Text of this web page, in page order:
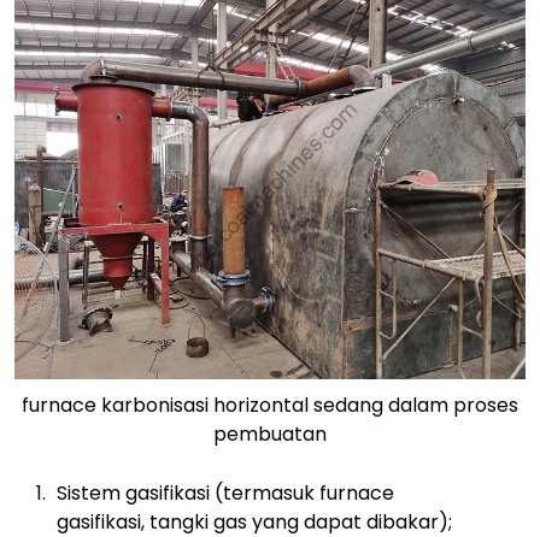
furnace karbonisasi horizontal sedang dalam proses
pembuatan
Sistem gasifikasi (termasuk furnace
gasifikasi, tangki gas yang dapat dibakar);